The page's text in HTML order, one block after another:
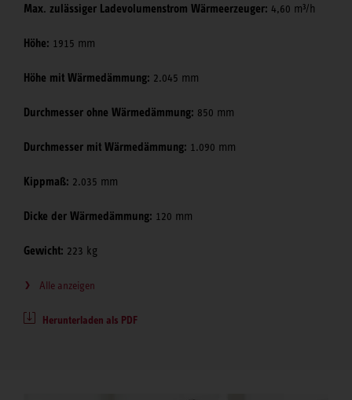
Max. zulässiger Ladevolumenstrom Wärmeerzeuger: 4,60 m³/h
Höhe: 1915 mm
Höhe mit Wärmedämmung: 2.045 mm
Durchmesser ohne Wärmedämmung: 850 mm
Durchmesser mit Wärmedämmung: 1.090 mm
Kippmaß: 2.035 mm
Dicke der Wärmedämmung: 120 mm
Gewicht: 223 kg
Alle anzeigen
Herunterladen als PDF